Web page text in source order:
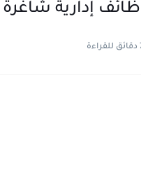
إدارية شاغرة